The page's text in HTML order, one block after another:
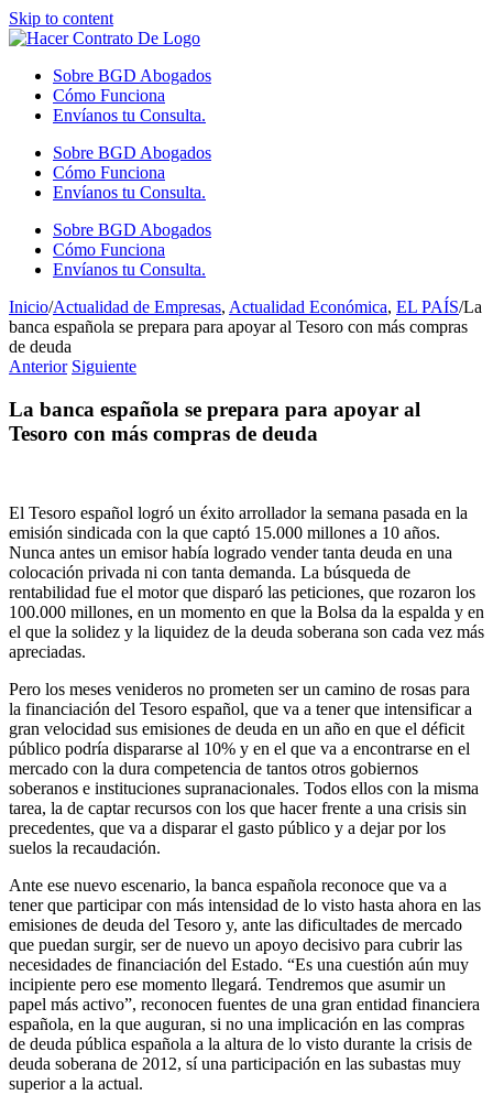
Skip to content
Sobre BGD Abogados
Cómo Funciona
Envíanos tu Consulta.
Sobre BGD Abogados
Cómo Funciona
Envíanos tu Consulta.
Sobre BGD Abogados
Cómo Funciona
Envíanos tu Consulta.
Inicio/Actualidad de Empresas, Actualidad Económica, EL PAÍS/La
banca española se prepara para apoyar al Tesoro con más compras
de deuda
Anterior Siguiente
La banca española se prepara para apoyar al
Tesoro con más compras de deuda
El Tesoro español logró un éxito arrollador la semana pasada en la
emisión sindicada con la que captó 15.000 millones a 10 años.
Nunca antes un emisor había logrado vender tanta deuda en una
colocación privada ni con tanta demanda. La búsqueda de
rentabilidad fue el motor que disparó las peticiones, que rozaron los
100.000 millones, en un momento en que la Bolsa da la espalda y en
el que la solidez y la liquidez de la deuda soberana son cada vez más
apreciadas.
Pero los meses venideros no prometen ser un camino de rosas para
la financiación del Tesoro español, que va a tener que intensificar a
gran velocidad sus emisiones de deuda en un año en que el déficit
público podría dispararse al 10% y en el que va a encontrarse en el
mercado con la dura competencia de tantos otros gobiernos
soberanos e instituciones supranacionales. Todos ellos con la misma
tarea, la de captar recursos con los que hacer frente a una crisis sin
precedentes, que va a disparar el gasto público y a dejar por los
suelos la recaudación.
Ante ese nuevo escenario, la banca española reconoce que va a
tener que participar con más intensidad de lo visto hasta ahora en las
emisiones de deuda del Tesoro y, ante las dificultades de mercado
que puedan surgir, ser de nuevo un apoyo decisivo para cubrir las
necesidades de financiación del Estado. “Es una cuestión aún muy
incipiente pero ese momento llegará. Tendremos que asumir un
papel más activo”, reconocen fuentes de una gran entidad financiera
española, en la que auguran, si no una implicación en las compras
de deuda pública española a la altura de lo visto durante la crisis de
deuda soberana de 2012, sí una participación en las subastas muy
superior a la actual.